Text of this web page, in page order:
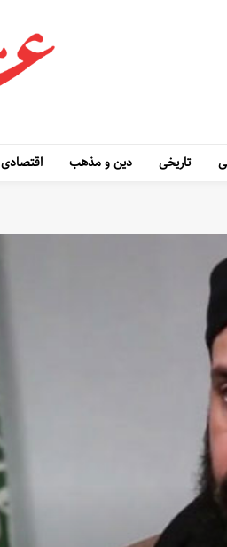
تاریخی دین و مذهب اقتصادی